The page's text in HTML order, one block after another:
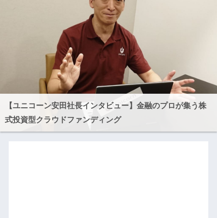
【ユニコーン安田社長インタビュー】金融のプロが集う株
式投資型クラウドファンディング